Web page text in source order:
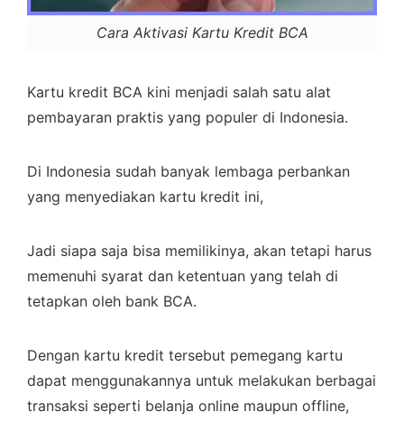
Cara Aktivasi Kartu Kredit BCA
Kartu kredit BCA kini menjadi salah satu alat
pembayaran praktis yang populer di Indonesia.
Di Indonesia sudah banyak lembaga perbankan
yang menyediakan kartu kredit ini,
Jadi siapa saja bisa memilikinya, akan tetapi harus
memenuhi syarat dan ketentuan yang telah di
tetapkan oleh bank BCA.
Dengan kartu kredit tersebut pemegang kartu
dapat menggunakannya untuk melakukan berbagai
transaksi seperti belanja online maupun offline,